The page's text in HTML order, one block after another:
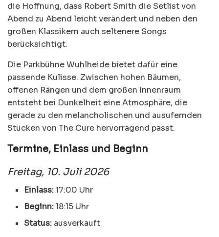
die Hoffnung, dass Robert Smith die Setlist von
Abend zu Abend leicht verändert und neben den
großen Klassikern auch seltenere Songs
berücksichtigt.
Die Parkbühne Wuhlheide bietet dafür eine
passende Kulisse. Zwischen hohen Bäumen,
offenen Rängen und dem großen Innenraum
entsteht bei Dunkelheit eine Atmosphäre, die
gerade zu den melancholischen und ausufernden
Stücken von The Cure hervorragend passt.
Termine, Einlass und Beginn
Freitag, 10. Juli 2026
Einlass:17:00 Uhr
Beginn:18:15 Uhr
Status: ausverkauft